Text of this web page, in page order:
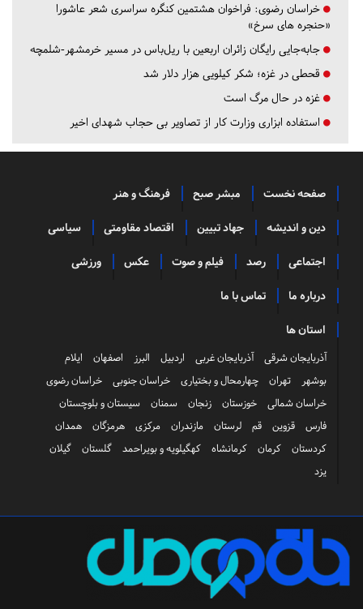
خراسان رضوی: فراخوان هشتمین کنگره سراسری شعر عاشورا
«حنجره های سرخ»
جابه‌جایی رایگان زائران اربعین با ریل‌باس در مسیر خرمشهر-شلمچه
قحطی در غزه؛ شکر کیلویی هزار دلار شد
غزه در حال مرگ است
استفاده ابزاری وزارت کار از تصاویر بی حجاب شهدای اخیر
صفحه نخست مبشر صبح فرهنگ و هنر
دین و اندیشه جهاد تبیین اقتصاد مقاومتی سیاسی
اجتماعی رصد فیلم و صوت عکس ورزشی
درباره ما تماس با ما
استان ها
آذربایجان شرقی آذربایجان غربی اردبیل البرز اصفهان
ایلام
بوشهر
تهران چهارمحال و بختیاری خراسان جنوبی
خراسان رضوی
خراسان شمالی
خوزستان زنجان سمنان
سیستان و بلوچستان
فارس
قزوین قم لرستان مازندران مرکزی هرمزگان
همدان
کردستان
کرمان کرمانشاه کهگیلویه و بویراحمد گلستان
گیلان
یزد